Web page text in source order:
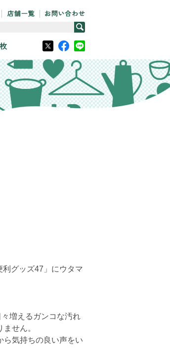
利グッズ47」にウタマ
増えるガンコな汚れ
せん。
ら気持ちの良い声をい